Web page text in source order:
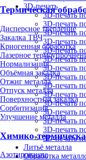
Термическая
Дисперсное твердение
Закалка ТВЧ
Криогенная обработка
Лазерное
Нормализация
Объёмная закалка
Отжиг металла
Отпуск металла
Поверхностная закалка
Сорбитизация
Улучшение металла
Химико-
Азотирование
3D-печать
3D-печать
3D-печать
3D-печать
3D-печать
3D-печать
3D-печать
3D-печать
3D-печать
3D-печать
3D-печать
3D-печать
3D-печать
3D-печать
3D-печать
3D-печать
Литьё металла
Обработка